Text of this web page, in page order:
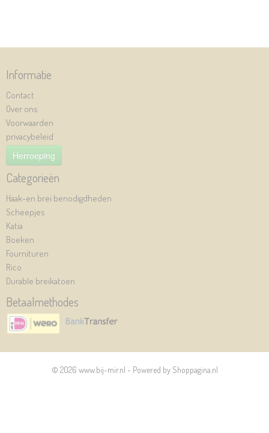
Informatie
Contact
Over ons
Voorwaarden
privacybeleid
Herroeping
Categorieën
Haak-en brei benodigdheden
Scheepjes
Katia
Boeken
Fournituren
Rico
Durable breikatoen
Betaalmethodes
© 2026 www.bij-mir.nl - Powered by Shoppagina.nl